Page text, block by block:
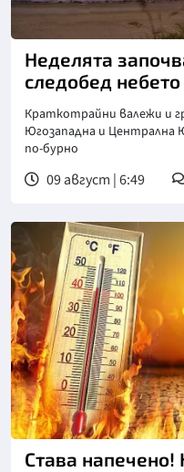
Снимка: Пиксабей
Неделята
следобед
Краткотрайни валежи и
Югозападна и Централна
по-бурно
09 август | 6:49
Става